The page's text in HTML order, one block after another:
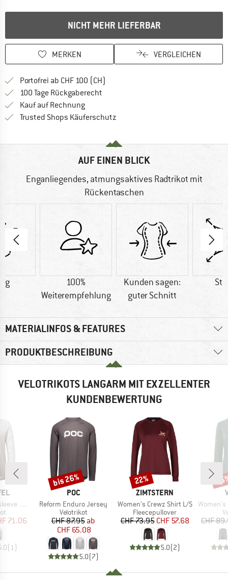
NICHT MEHR LIEFERBAR
MERKEN VERGLEICHEN
Portofrei ab CHF 100 (CH)
100 Tage Rückgaberecht
Kauf auf RechnungFinde die Zahlungs-Infos hier! Öffnet
Trusted Shops Käuferschutz
AUF EINEN BLICK
Enganliegendes, atmungsaktives Radtrikot mit
Rückentaschen
g
100%
Weiterempfehlung
Kunden sagen:
guter Schnitt
MATERIALINFOS & FEATURES
PRODUKTBESCHREIBUNG
VELOTRIKOTS LANGARM MIT EXZELLENTER
KUNDENBEWERTUNG
Koitere
Preis
71.06
(1 )
MARKE
POC
Artikel
Reform Enduro Jersey
Produktgruppe
Velotrikot
Preis
CHF 87.95reduzierter Preis
ab
CHF 65.08
5.0(7)
Rabatt
bis 26%
MARKE
ZIMTSTERN
Artikel
Women's Crewz Shirt L/S
Produktgruppe
Fleecepullover
Preis
CHF 73.95reduzierter Preis
CHF 57.68
5.0(2)
Rabatt
22%
Artikel
Women's
CHF